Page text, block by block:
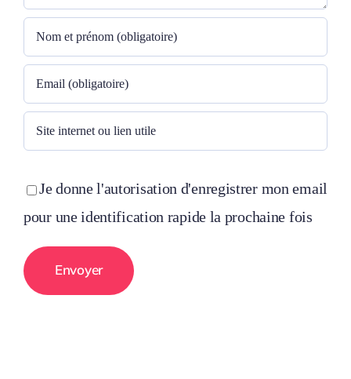
Je donne l'autorisation d'enregistrer mon email
pour une identification rapide la prochaine fois